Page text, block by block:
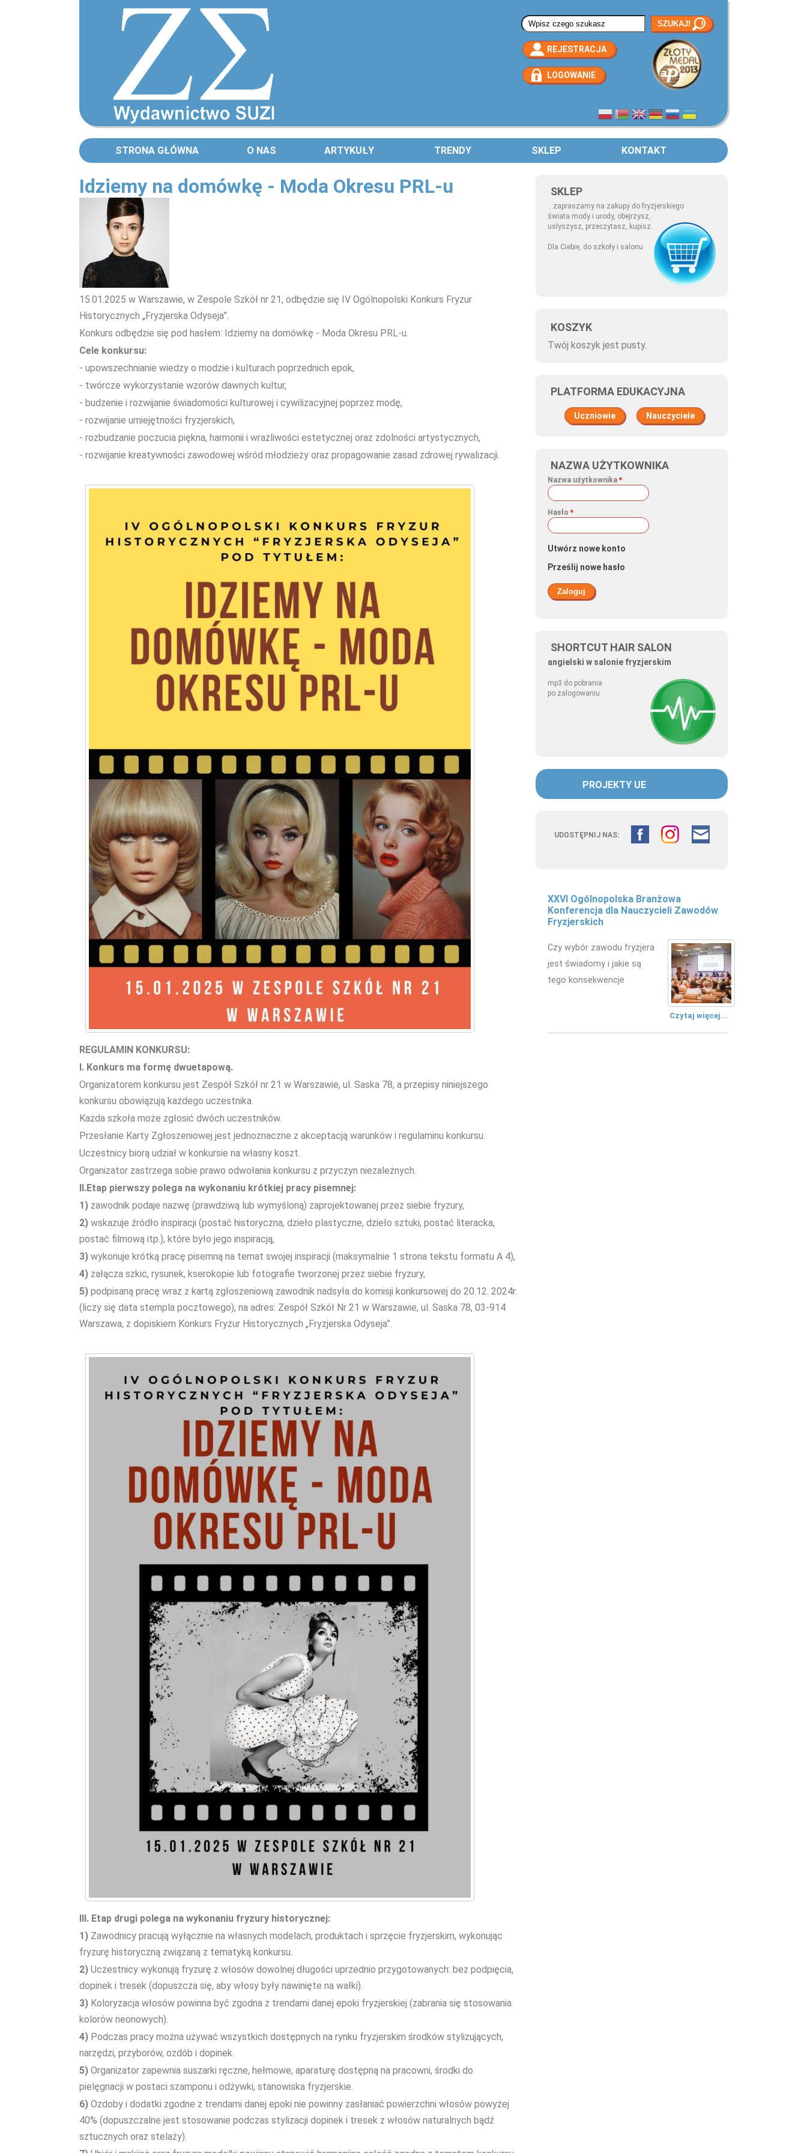
Formularz wyszukiwania
REJESTRACJA
LOGOWANIE
STRONA GŁÓWNA O NAS ARTYKUŁY TRENDY SKLEP KONTAKT
SKLEP
...zapraszamy na zakupy do fryzjerskiego
świata mody i urody, obejrzysz,
usłyszysz, przeczytasz, kupisz.
Dla Ciebie, do szkoły i salonu
KOSZYK
Twój koszyk jest pusty.
PLATFORMA EDUKACYJNA
Uczniowie Nauczyciele
NAZWA UŻYTKOWNIKA
Nazwa użytkownika *
Hasło *
Utwórz nowe konto
Prześlij nowe hasło
SHORTCUT HAIR SALON
angielski w salonie fryzjerskim
mp3 do pobrania
po zalogowaniu
PROJEKTY UE
UDOSTĘPNIJ NAS:
Fryzjerstwo łączy pokolenia –
doświadczenie edukacyjne w
kształceniu przyszłych fryzjerów
W Zespole Szkół
Mechanicznych w Kielcach
zorganizowano wydarzenie
Czytaj więcej...
Idziemy na domówkę - Moda Okresu PRL-u
15.01.2025 w Warszawie, w Zespole Szkół nr 21, odbędzie się IV Ogólnopolski Konkurs Fryzur
Historycznych „Fryzjerska Odyseja”.
Konkurs odbędzie się pod hasłem: Idziemy na domówkę - Moda Okresu PRL-u.
Cele konkursu:
- upowszechnianie wiedzy o modzie i kulturach poprzednich epok,
- twórcze wykorzystanie wzorów dawnych kultur,
- budzenie i rozwijanie świadomości kulturowej i cywilizacyjnej poprzez modę,
- rozwijanie umiejętności fryzjerskich,
- rozbudzanie poczucia piękna, harmonii i wrażliwości estetycznej oraz zdolności artystycznych,
- rozwijanie kreatywności zawodowej wśród młodzieży oraz propagowanie zasad zdrowej rywalizacji.
REGULAMIN KONKURSU:
I. Konkurs ma formę dwuetapową.
Organizatorem konkursu jest Zespół Szkół nr 21 w Warszawie, ul. Saska 78, a przepisy niniejszego
konkursu obowiązują każdego uczestnika.
Każda szkoła może zgłosić dwóch uczestników.
Przesłanie Karty Zgłoszeniowej jest jednoznaczne z akceptacją warunków i regulaminu konkursu.
Uczestnicy biorą udział w konkursie na własny koszt.
Organizator zastrzega sobie prawo odwołania konkursu z przyczyn niezależnych.
II.Etap pierwszy polega na wykonaniu krótkiej pracy pisemnej:
1) zawodnik podaje nazwę (prawdziwą lub wymyśloną) zaprojektowanej przez siebie fryzury,
2) wskazuje źródło inspiracji (postać historyczna, dzieło plastyczne, dzieło sztuki, postać literacka,
postać filmową itp.), które było jego inspiracją,
3) wykonuje krótką pracę pisemną na temat swojej inspiracji (maksymalnie 1 strona tekstu formatu A 4),
4) załącza szkic, rysunek, kserokopie lub fotografie tworzonej przez siebie fryzury,
5) podpisaną pracę wraz z kartą zgłoszeniową zawodnik nadsyła do komisji konkursowej do 20.12. 2024r.
(liczy się data stempla pocztowego), na adres: Zespół Szkół Nr 21 w Warszawie, ul. Saska 78, 03-914
Warszawa, z dopiskiem Konkurs Fryzur Historycznych „Fryzjerska Odyseja”.
III. Etap drugi polega na wykonaniu fryzury historycznej:
1) Zawodnicy pracują wyłącznie na własnych modelach, produktach i sprzęcie fryzjerskim, wykonując
fryzurę historyczną związaną z tematyką konkursu.
2) Uczestnicy wykonują fryzurę z włosów dowolnej długości uprzednio przygotowanych: bez podpięcia,
dopinek i tresek (dopuszcza się, aby włosy były nawinięte na wałki).
3) Koloryzacja włosów powinna być zgodna z trendami danej epoki fryzjerskiej (zabrania się stosowania
kolorów neonowych).
4) Podczas pracy można używać wszystkich dostępnych na rynku fryzjerskim środków stylizujących,
narzędzi, przyborów, ozdób i dopinek.
5) Organizator zapewnia suszarki ręczne, hełmowe, aparaturę dostępną na pracowni, środki do
pielęgnacji w postaci szamponu i odżywki, stanowiska fryzjerskie.
6) Ozdoby i dodatki zgodne z trendami danej epoki nie powinny zasłaniać powierzchni włosów powyżej
40% (dopuszczalne jest stosowanie podczas stylizacji dopinek i tresek z włosów naturalnych bądź
sztucznych oraz stelaży).